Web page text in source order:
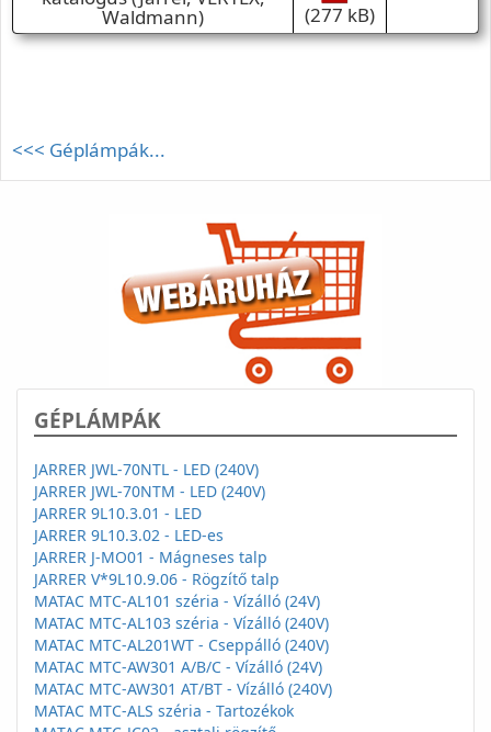
Waldmann) (277 kB)
<<< Géplámpák...
GÉPLÁMPÁK
JARRER JWL-70NTL - LED (240V)
JARRER JWL-70NTM - LED (240V)
JARRER 9L10.3.01 - LED
JARRER 9L10.3.02 - LED-es
JARRER J-MO01 - Mágneses talp
JARRER V*9L10.9.06 - Rögzítő talp
MATAC MTC-AL101 széria - Vízálló (24V)
MATAC MTC-AL103 széria - Vízálló (240V)
MATAC MTC-AL201WT - Cseppálló (240V)
MATAC MTC-AW301 A/B/C - Vízálló (24V)
MATAC MTC-AW301 AT/BT - Vízálló (240V)
MATAC MTC-ALS széria - Tartozékok